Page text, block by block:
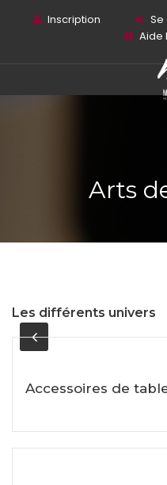
Inscription
Aide
Arts
Les différents univers
DÉCORATION
Accessoires de